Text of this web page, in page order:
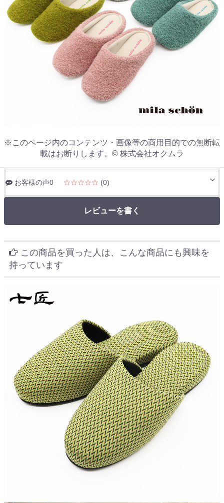
※このページ内のコンテンツ・画像等の商用目的での無断転
載はお断りします。© 株式会社オクムラ
お客様の声0 ☆☆☆☆☆ (0)
レビューを書く
この商品を買った人は、こんな商品にも興味を
持っています